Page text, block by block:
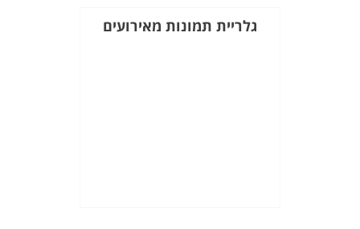
גלריית תמונות מאירועים